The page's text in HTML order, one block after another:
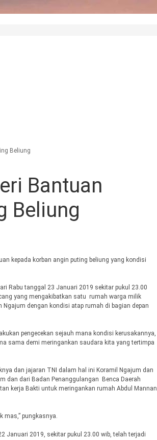
Beliung
Bantuan
Beliung
kepada korban angin puting beliung yang kondisi
Rabu tanggal 23 Januari 2019 sekitar pukul 23.00
yang mengakibatkan satu rumah warga milik
dengan kondisi atap rumah di bagian depan
pengecekan sejauh mana kondisi kerusakannya,
sama demi meringankan saudara kita yang tertimpa
dan jajaran TNI dalam hal ini Koramil Ngajum dan
dan dari Badan Penanggulangan Benca Daerah
kerja Bakti untuk meringankan rumah Abdul Mannan
mas,” pungkasnya.
Januari 2019, sekitar pukul 23.00 wib, telah terjadi